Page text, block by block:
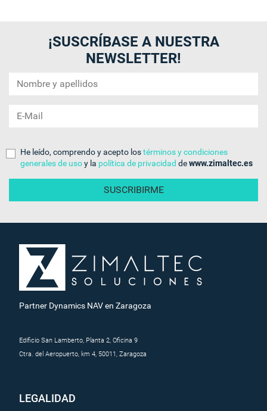
¡SUSCRÍBASE A NUESTRA
NEWSLETTER!
He leído, comprendo y acepto lostérminos y condiciones
generales de usoy la política de privacidad dewww.zimaltec.es
Partner Dynamics NAV en Zaragoza
Edificio San Lamberto, Planta 2, Oficina 9
Ctra. del Aeropuerto, km 4, 50011, Zaragoza
LEGALIDAD